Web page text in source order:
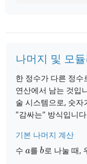
나머지 및 모
한 정수가 다른 정수
연산에서 남는 것입
술 시스템으로, 숫
"감싸는" 방식입니
기본 나머지 계산
수
를
b
로 나눌 때,